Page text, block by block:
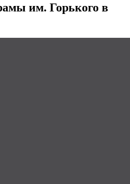
им. Горького в